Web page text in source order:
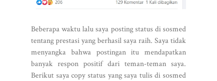
Beberapa waktu lalu saya posting status di sosmed
tentang prestasi yang berhasil saya raih. Saya tidak
menyangka bahwa postingan itu mendapatkan
banyak respon positif dari teman-teman saya.
Berikut saya copy status yang saya tulis di sosmed